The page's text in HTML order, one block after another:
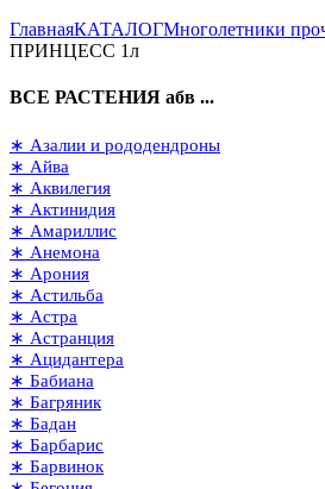
ГлавнаяКАТАЛОГМноголетники
ПРИНЦЕСС 1л
ВСЕ РАСТЕНИЯ абв ...
∗ Азалии и рододендроны
∗ Айва
∗ Аквилегия
∗ Актинидия
∗ Амариллис
∗ Анемона
∗ Арония
∗ Астильба
∗ Астра
∗ Астранция
∗ Ацидантера
∗ Бабиана
∗ Багряник
∗ Бадан
∗ Барбарис
∗ Барвинок